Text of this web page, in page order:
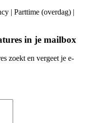
| Parttime (overdag) |
in je mailbox
zoekt en vergeet je e-